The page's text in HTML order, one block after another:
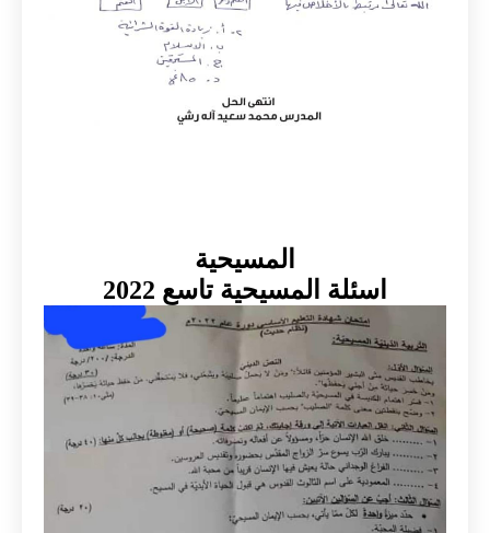
المسيحية
اسئلة المسيحية تاسع 2022